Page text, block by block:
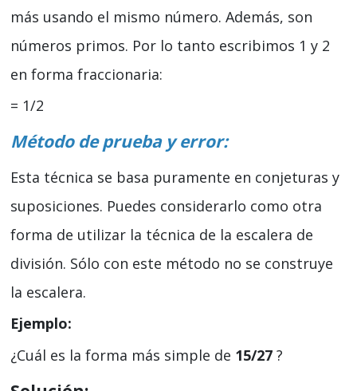
más usando el mismo número. Además, son
números primos. Por lo tanto escribimos 1 y 2
en forma fraccionaria:
= 1/2
Método de prueba y error:
Esta técnica se basa puramente en conjeturas y
suposiciones. Puedes considerarlo como otra
forma de utilizar la técnica de la escalera de
división. Sólo con este método no se construye
la escalera.
Ejemplo:
¿Cuál es la forma más simple de 15/27 ?